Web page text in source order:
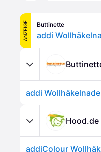
ANZEIGE Buttinette
addi
addi
Hood.de